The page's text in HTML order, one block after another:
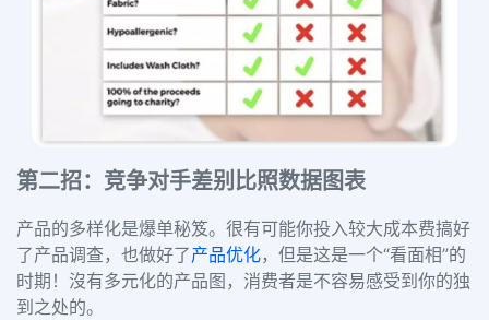
第二招：竞争对手差别比照数据图表
产品的多样化是爆单秘笈。很有可能你投入较大成本费搞好
了产品调查，也做好了产品优化，但是这是一个“看面相”的
时期！沒有多元化的产品图，消费者是不容易感受到你的独
到之处的。